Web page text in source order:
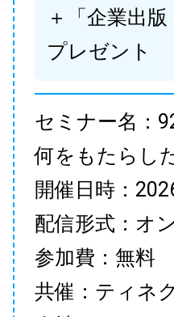
＋「企業出
プレゼント
セミナー名：
何をもたらし
開催日時：
配信形式：オ
参加費：無料
共催：ティネ